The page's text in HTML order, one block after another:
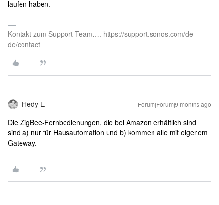
laufen haben.
Kontakt zum Support Team…. https://support.sonos.com/de-
de/contact
Hedy L. Forum|Forum|9 months ago
Die ZigBee-Fernbedienungen, die bei Amazon erhältlich sind,
sind a) nur für Hausautomation und b) kommen alle mit eigenem
Gateway.